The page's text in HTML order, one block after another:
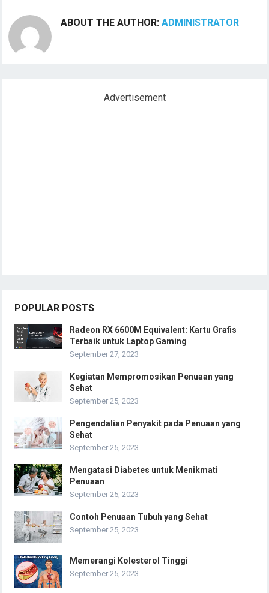
ABOUT THE AUTHOR:ADMINISTRATOR
Advertisement
POPULAR POSTS
Radeon RX 6600M Equivalent: Kartu Grafis
Terbaik untuk Laptop Gaming
September 27, 2023
Kegiatan Mempromosikan Penuaan yang
Sehat
September 25, 2023
Pengendalian Penyakit pada Penuaan yang
Sehat
September 25, 2023
Mengatasi Diabetes untuk Menikmati
Penuaan
September 25, 2023
Contoh Penuaan Tubuh yang Sehat
September 25, 2023
Memerangi Kolesterol Tinggi
September 25, 2023